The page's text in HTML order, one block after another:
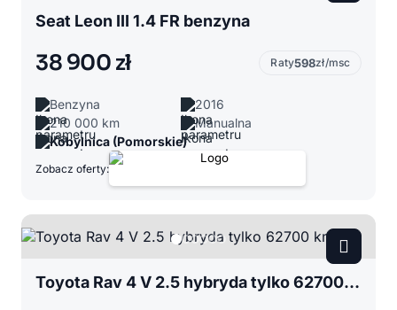
Seat Leon III 1.4 FR benzyna
38 900 zł Raty598zł/msc
Benzyna
2016
210 000 km
Manualna
Kobylnica (Pomorskie)
Zobacz oferty:
Toyota Rav 4 V 2.5 hybryda tylko 62700 km